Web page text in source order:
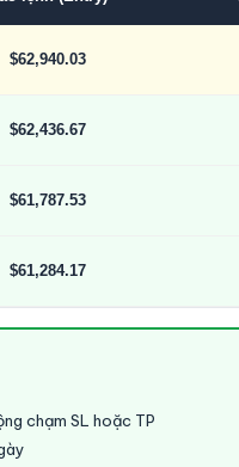
$62,940.03
$62,436.67
$61,787.53
$61,284.17
chạm SL hoặc TP